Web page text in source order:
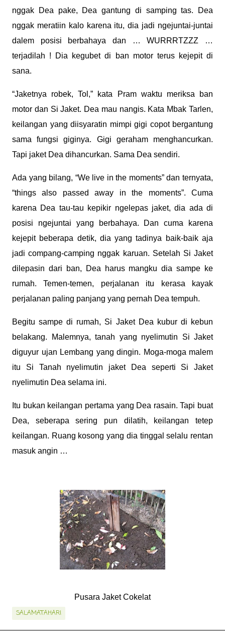
nggak Dea pake, Dea gantung di samping tas. Dea
nggak meratiin kalo karena itu, dia jadi ngejuntai-juntai
dalem posisi berbahaya dan … WURRRTZZZ …
terjadilah ! Dia kegubet di ban motor terus kejepit di
sana.
“Jaketnya robek, Tol,” kata Pram waktu meriksa ban
motor dan Si Jaket. Dea mau nangis. Kata Mbak Tarlen,
keilangan yang diisyaratin mimpi gigi copot bergantung
sama fungsi giginya. Gigi geraham menghancurkan.
Tapi jaket Dea dihancurkan. Sama Dea sendiri.
Ada yang bilang, “We live in the moments” dan ternyata,
“things also passed away in the moments”. Cuma
karena Dea tau-tau kepikir ngelepas jaket, dia ada di
posisi ngejuntai yang berbahaya. Dan cuma karena
kejepit beberapa detik, dia yang tadinya baik-baik aja
jadi compang-camping nggak karuan. Setelah Si Jaket
dilepasin dari ban, Dea harus mangku dia sampe ke
rumah. Temen-temen, perjalanan itu kerasa kayak
perjalanan paling panjang yang pernah Dea tempuh.
Begitu sampe di rumah, Si Jaket Dea kubur di kebun
belakang.
Malemnya, tanah yang nyelimutin Si Jaket
diguyur ujan Lembang yang dingin. Moga-moga malem
itu Si Tanah nyelimutin jaket Dea seperti Si Jaket
nyelimutin Dea selama ini.
Itu bukan keilangan pertama yang Dea rasain. Tapi buat
Dea, seberapa sering pun dilatih, keilangan tetep
keilangan. Ruang kosong yang dia tinggal selalu rentan
masuk angin …
Pusara Jaket Cokelat
SALAMATAHARI